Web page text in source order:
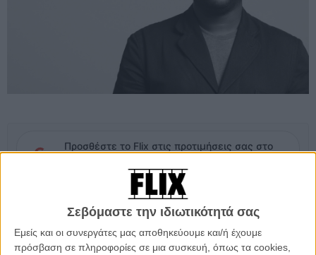
Σεβόμαστε την ιδιωτικότητά σας
Εμείς και οι συνεργάτες μας αποθηκεύουμε και/ή έχουμε
πρόσβαση σε πληροφορίες σε μια συσκευή, όπως τα cookies,
Προσθέστε το Flix στις προτιμήσεις σας στο
Μετά τον Πίτερ Τζάκσον και το «They Shall Not Grow Old»
ένας A-list σκηνοθέτης αφήνει για λίγο τη μυθοπλασία για ένα
ντοκιμαντέρ, και μάλιστα ιστορικού περιεχομένου.